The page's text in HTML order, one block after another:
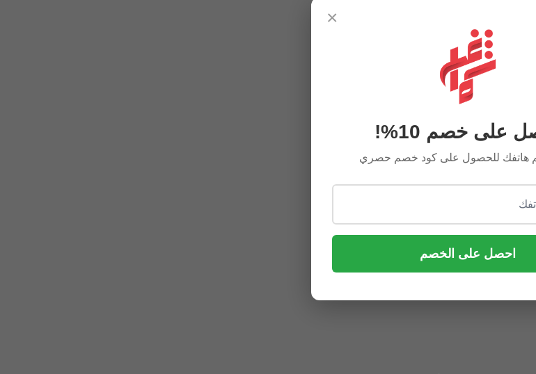
سبحة بكلايت تدوم طويلاً وتحافظ على جمالها.
×
على خصم 10%!
هاتفك للحصول على كود خصم حصري
احصل على الخصم